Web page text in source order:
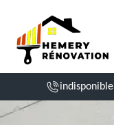
indisponible